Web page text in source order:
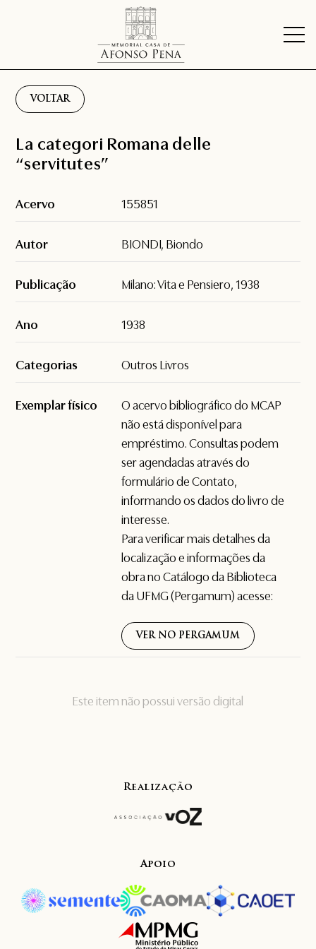
VOLTAR
Este item não possui versão digital
La categori Romana delle
“servitutes”
Acervo 155851
Autor BIONDI, Biondo
Publicação Milano: Vita e Pensiero, 1938
Ano 1938
Categorias Outros Livros
Exemplar físico
O acervo bibliográfico do MCAP
não está disponível para
empréstimo. Consultas podem
ser agendadas através do
formulário deContato,
informando os dados do livro de
interesse.
Para verificar mais detalhes da
localização e informações da
obra no Catálogo da Biblioteca
da UFMG (Pergamum) acesse:
VER NO PERGAMUM
Realização
Apoio